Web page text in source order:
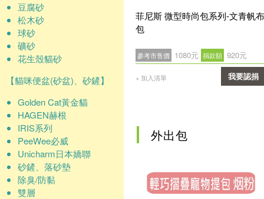
豆腐砂
松木砂
球砂
礦砂
花生殼貓砂
【貓咪便盆(砂盆)、砂鏟】
Golden Cat黃金貓
HAGEN赫根
IRIS系列
PeeWee必威
Unicharm日本嬌聯
砂鏟、落砂墊
除臭/防黏
雙層
菲尼斯 微型時尚包系列-文青帆布
包
參考市售價 1080元 捐款額 920元
+ 加入清單 我要認捐
外出包